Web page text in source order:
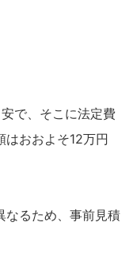
で、そこに法定費
はおおよそ12万円
なるため、事前見積